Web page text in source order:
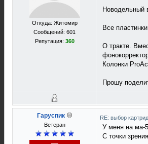
Откуда: Житомир
Сообщений: 601
Репутация: 360
Новодельный
Все
О тракте.
Колонки
Прошу
Гаруспик
Ветеран
RE: выбор
У меня на ма-
С точки